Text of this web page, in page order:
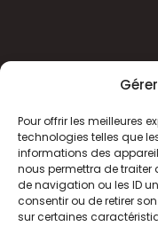
Pour offrir les meilleures
technologies telles que
informations des
nous permettra de traiter
de navigation ou les ID
consentir ou de retirer
sur certaines
ACTUALITÉS
CLUB